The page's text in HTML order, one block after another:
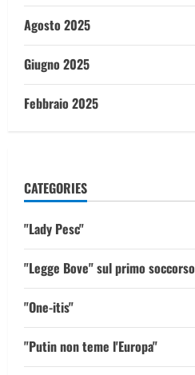
Agosto 2025
Giugno 2025
Febbraio 2025
CATEGORIES
"Lady Pesc"
"Legge Bove" sul primo soccorso
"One-itis"
"Putin non teme l'Europa"